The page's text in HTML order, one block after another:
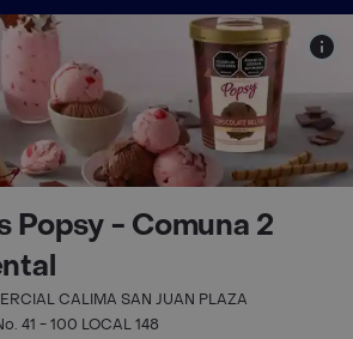
Popsy - Comuna 2
CALIMA SAN JUAN PLAZA
41 - 100 LOCAL 148